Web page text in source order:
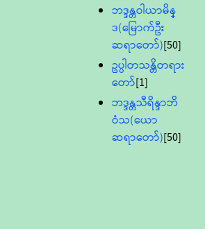
ဘဒ္ဒန္တဝါယာမိန္
ဒ(မြောက်ဦး
ဆရာတော်)[50]
ဥပ္ပါတသန္တိတရား
တော်[1]
ဘဒ္ဒန္တသီရိန္ဒာဘိ
ဝံသ(ယော
ဆရာတော်)[50]